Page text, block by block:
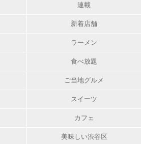
連載
新着店舗
ラーメン
食べ放題
ご当地グルメ
スイーツ
カフェ
美味しい渋谷区